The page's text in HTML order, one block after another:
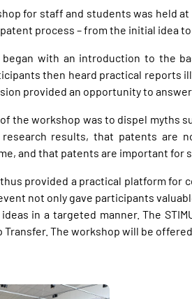
for staff and students was held at
process – from the initial idea
began with an introduction to the
then heard practical reports
provided an opportunity to
the workshop was to dispel myths
results, that patents are
and that patents are important
provided a practical platform
not only gave participants
in a targeted manner. The
Transfer. The workshop will be